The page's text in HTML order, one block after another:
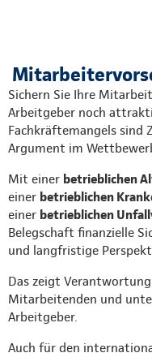
Sichern Sie Ihre
Arbeitgeber noch
Fachkräftemangels sind
Argument im
Mit einer betrieblichen
einer betrieblichen
einer betrieblichen
Belegschaft finanzielle
und langfristige
Das zeigt
Mitarbeitenden und
Arbeitgeber.
Auch für den